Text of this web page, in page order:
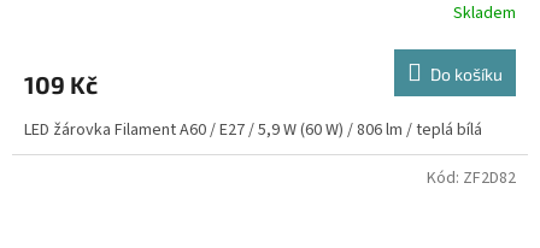
Skladem
109 Kč Do košíku
LED žárovka Filament A60 / E27 / 5,9 W (60 W) / 806 lm / teplá bílá
Kód: ZF2D82